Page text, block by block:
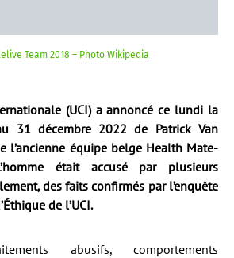
Team 2018 – Photo Wikipedia
(UCI) a annoncé ce lundi la
31 décembre 2022 de Patrick Van
l’ancienne équipe belge Health Mate-
était accusé par plusieurs
des faits confirmés par l’enquête
de l’UCI.
abusifs, comportements